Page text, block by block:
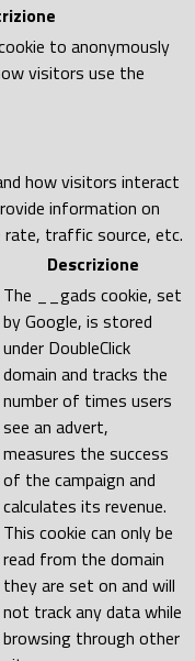
to anonymously
visitors use the
how visitors interact
information on
traffic source, etc.
Descrizione
The __gads cookie, set
by Google, is stored
under DoubleClick
domain and tracks the
number of times users
see an advert,
measures the success
of the campaign and
calculates its revenue.
This cookie can only be
read from the domain
they are set on and will
not track any data while
browsing through other